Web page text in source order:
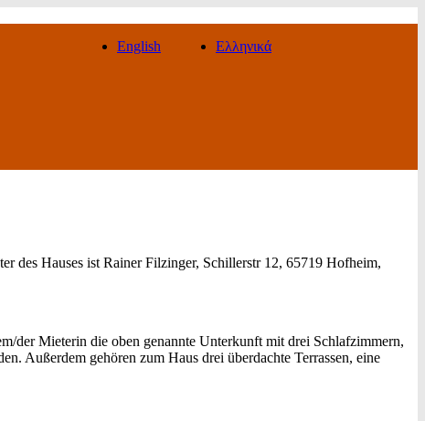
Ελληνικά
English
des Hauses ist Rainer Filzinger, Schillerstr 12, 65719 Hofheim,
der Mieterin die oben genannte Unterkunft mit drei Schlafzimmern,
Außerdem gehören zum Haus drei überdachte Terrassen, eine